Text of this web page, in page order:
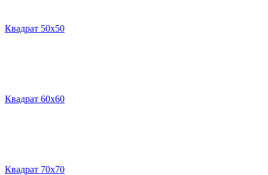
Квадрат 50х50
Квадрат 60х60
Квадрат 70х70